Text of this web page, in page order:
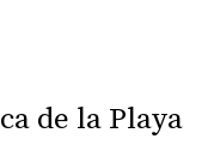
de la Playa